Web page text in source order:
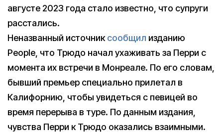
августе 2023 года стало известно, что супруги
расстались.
Неназванный источниксообщил изданию
People, что Трюдо начал ухаживать за Перри с
момента их встречи в Монреале. По его словам,
бывший премьер специально прилетал в
Калифорнию, чтобы увидеться с певицей во
время перерыва в туре. По данным издания,
чувства Перри к Трюдо оказались взаимными.